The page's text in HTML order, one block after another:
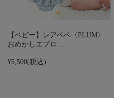
【ベビー】レアペペ〈PLUM〉
おめかしエプロ…
¥5,500(税込)